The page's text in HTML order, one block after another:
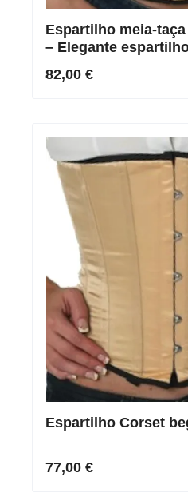
Espartilho meia-
– Elegante
82,00 €
Espartilho Corset
77,00 €